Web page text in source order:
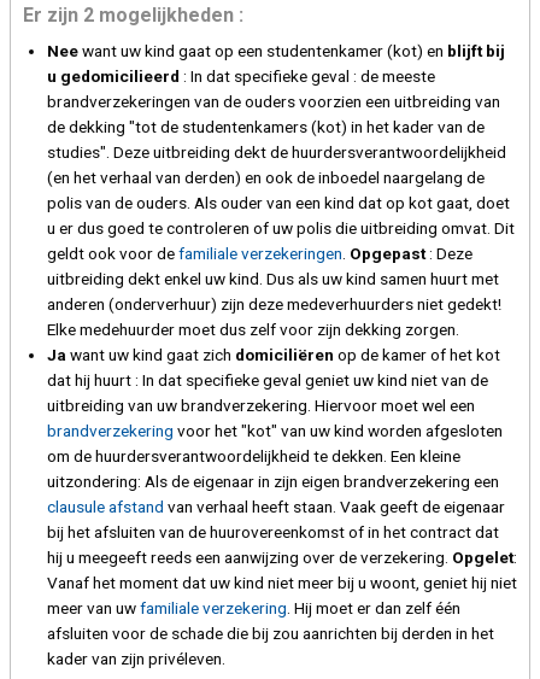
Er zijn 2 mogelijkheden :
Neewant uw kind gaat op een studentenkamer (kot) en blijft bij
u gedomicilieerd : In dat specifieke geval : de meeste
brandverzekeringen van de ouders voorzien een uitbreiding van
de dekking "tot de studentenkamers (kot) in het kader van de
studies". Deze uitbreiding dekt de huurdersverantwoordelijkheid
(en het verhaal van derden) en ook de inboedel naargelang de
polis van de ouders. Als ouder van een kind dat op kot gaat, doet
u er dus goed te controleren of uw polis die uitbreiding omvat. Dit
geldt ook voor defamiliale verzekeringen Opgepast: Deze
uitbreiding dekt enkel uw kind. Dus als uw kind samen huurt met
anderen (onderverhuur) zijn deze medeverhuurders niet gedekt!
Elke medehuurder moet dus zelf voor zijn dekking zorgen.
Ja want uw kind gaat zich domiciliëren op de kamer of het kot
dat hij huurt : In dat specifieke geval geniet uw kind niet van de
uitbreiding van uw brandverzekering. Hiervoor moet wel een
brandverzekering voor het "kot" van uw kind worden afgesloten
om de huurdersverantwoordelijkheid te dekken. Een kleine
uitzondering: Als de eigenaar in zijn eigen brandverzekering een
clausule afstand van verhaal heeft staan. Vaak geeft de eigenaar
bij het afsluiten van de huurovereenkomst of in het contract dat
hij u meegeeft reeds een aanwijzing over de verzekering. Opgelet:
Vanaf het moment dat uw kind niet meer bij u woont, geniet hij niet
meer van uwfamiliale verzekering . Hij moet er dan zelf één
afsluiten voor de schade die bij zou aanrichten bij derden in het
kader van zijn privéleven.